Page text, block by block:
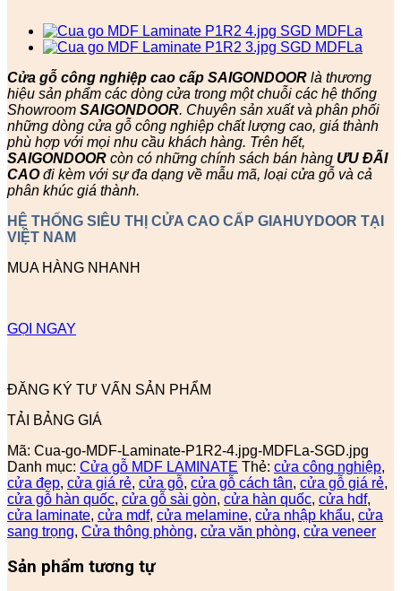
Cửa gỗ công nghiệp cao cấp SAIGONDOOR là thương
hiệu sản phẩm các dòng cửa trong một chuỗi các hệ thống
Showroom SAIGONDOOR. Chuyên sản xuất và phân phối
những dòng cửa gỗ công nghiệp chất lượng cao, giá thành
phù hợp với mọi nhu cầu khách hàng. Trên hết,
SAIGONDOOR còn có những chính sách bán hàng ƯU ĐÃI
CAOđi kèm với sự đa dạng về mẫu mã, loại cửa gỗ và cả
phân khúc giá thành.
HỆ THỐNG SIÊU THỊ CỬA CAO CẤP GIAHUYDOOR TẠI
VIỆT NAM
MUA HÀNG NHANH
GỌI NGAY
ĐĂNG KÝ TƯ VẤN SẢN PHẨM
TẢI BẢNG GIÁ
Mã: Cua-go-MDF-Laminate-P1R2-4.jpg-MDFLa-SGD.jpg
Danh mục: Cửa gỗ MDF LAMINATE Thẻ: cửa công nghiệp,
cửa đẹp, cửa giá rẻ, cửa gỗ, cửa gỗ cách tân, cửa gỗ giá rẻ,
cửa gỗ hàn quốc, cửa gỗ sài gòn, cửa hàn quốc, cửa hdf,
cửa laminate, cửa mdf, cửa melamine, cửa nhập khẩu, cửa
sang trọng, Cửa thông phòng, cửa văn phòng, cửa veneer
Sản phẩm tương tự